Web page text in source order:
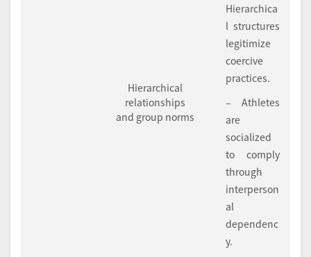
Hierarchical
relationships
and group norms
Hierarchica
l structures
legitimize
coercive
practices.
– Athletes
are
socialized
to comply
through
interperson
al
dependenc
y.